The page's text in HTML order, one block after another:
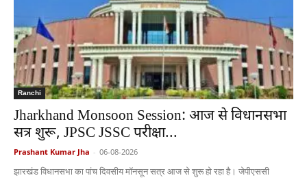
Ranchi
Jharkhand Monsoon Session: आज से विधानसभा
सत्र शुरू, JPSC JSSC परीक्षा...
Prashant Kumar Jha - 06-08-2026
झारखंड विधानसभा का पांच दिवसीय मॉनसून सत्र आज से शुरू हो रहा है। जेपीएससी